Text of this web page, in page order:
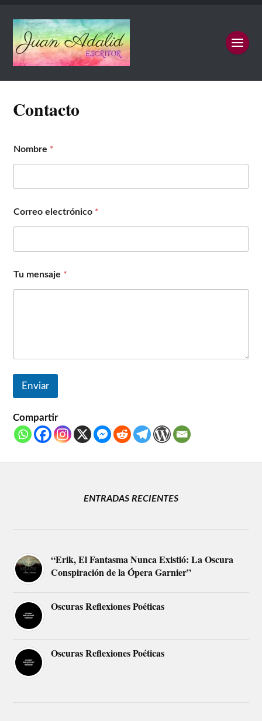
Contacto
Nombre *
Correo electrónico *
Tu mensaje *
Enviar
Compartir
ENTRADAS RECIENTES
“Erik, El Fantasma Nunca Existió: La Oscura
Conspiración de la Ópera Garnier”
Oscuras Reflexiones Poéticas
Oscuras Reflexiones Poéticas